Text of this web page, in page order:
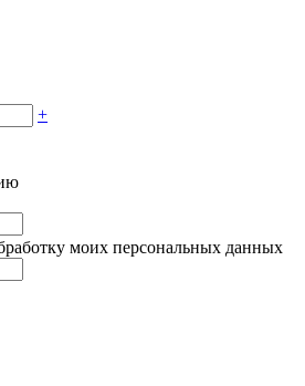
+
моих персональных данных